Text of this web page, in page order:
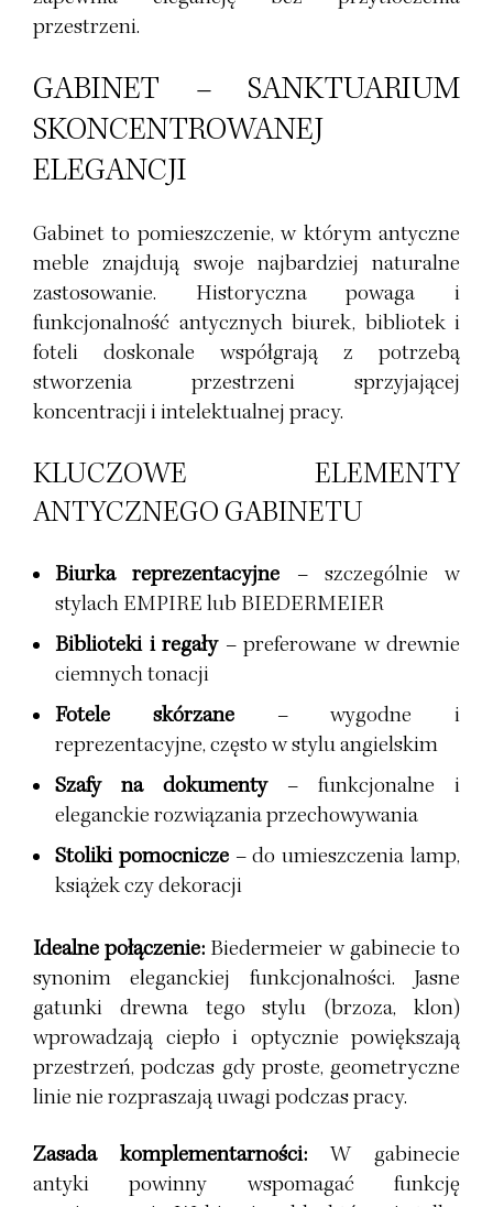
przestrzeni.
GABINET – SANKTUARIUM
SKONCENTROWANEJ
ELEGANCJI
Gabinet to pomieszczenie, w którym antyczne
meble znajdują swoje najbardziej naturalne
zastosowanie. Historyczna powaga i
funkcjonalność antycznych biurek, bibliotek i
foteli doskonale współgrają z potrzebą
stworzenia przestrzeni sprzyjającej
koncentracji i intelektualnej pracy.
KLUCZOWE ELEMENTY
ANTYCZNEGO GABINETU
Biurka reprezentacyjne – szczególnie w
stylachEMPIRElub BIEDERMEIER
Biblioteki i regały– preferowane w drewnie
ciemnych tonacji
Fotele skórzane– wygodne i
reprezentacyjne, często w stylu angielskim
Szafy na dokumenty– funkcjonalne i
eleganckie rozwiązania przechowywania
Stoliki pomocnicze– do umieszczenia lamp,
książek czy dekoracji
Idealne połączenie: Biedermeier w gabinecie to
synonim eleganckiej funkcjonalności. Jasne
gatunki drewna tego stylu (brzoza, klon)
wprowadzają ciepło i optycznie powiększają
przestrzeń, podczas gdy proste, geometryczne
linie nie rozpraszają uwagi podczas pracy.
Zasada komplementarności: W gabinecie
antyki powinny wspomagać funkcję